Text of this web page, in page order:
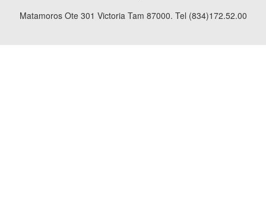
Matamoros Ote 301 Victoria Tam 87000. Tel (834)172.52.00